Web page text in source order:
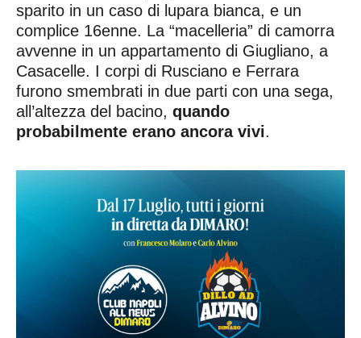
sparito in un caso di lupara bianca, e un
complice 16enne. La “macelleria” di camorra
avvenne in un appartamento di Giugliano, a
Casacelle. I corpi di Rusciano e Ferrara
furono smembrati in due parti con una sega,
all’altezza del bacino, quando
probabilmente erano ancora vivi.